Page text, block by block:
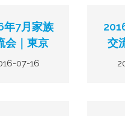
年7月家族
会｜東京
07-16
交